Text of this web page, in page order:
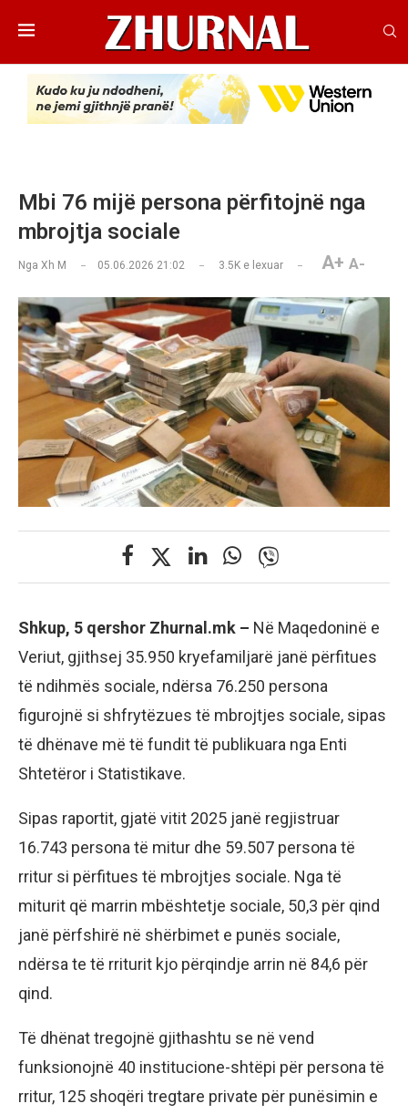
Mbi 76 mijë persona përfitojnë nga
mbrojtja sociale
Nga Xh M 05.06.2026 21:02 3.5K e lexuar A+ A-
Shkup, 5 qershor Zhurnal.mk – Në Maqedoninë e
Veriut, gjithsej 35.950 kryefamiljarë janë përfitues
të ndihmës sociale, ndërsa 76.250 persona
figurojnë si shfrytëzues të mbrojtjes sociale, sipas
të dhënave më të fundit të publikuara nga Enti
Shtetëror i Statistikave.
Sipas raportit, gjatë vitit 2025 janë regjistruar
16.743 persona të mitur dhe 59.507 persona të
rritur si përfitues të mbrojtjes sociale. Nga të
miturit që marrin mbështetje sociale, 50,3 për qind
janë përfshirë në shërbimet e punës sociale,
ndërsa te të rriturit kjo përqindje arrin në 84,6 për
qind.
Të dhënat tregojnë gjithashtu se në vend
funksionojnë 40 institucione-shtëpi për persona të
rritur, 125 shoqëri tregtare private për punësimin e